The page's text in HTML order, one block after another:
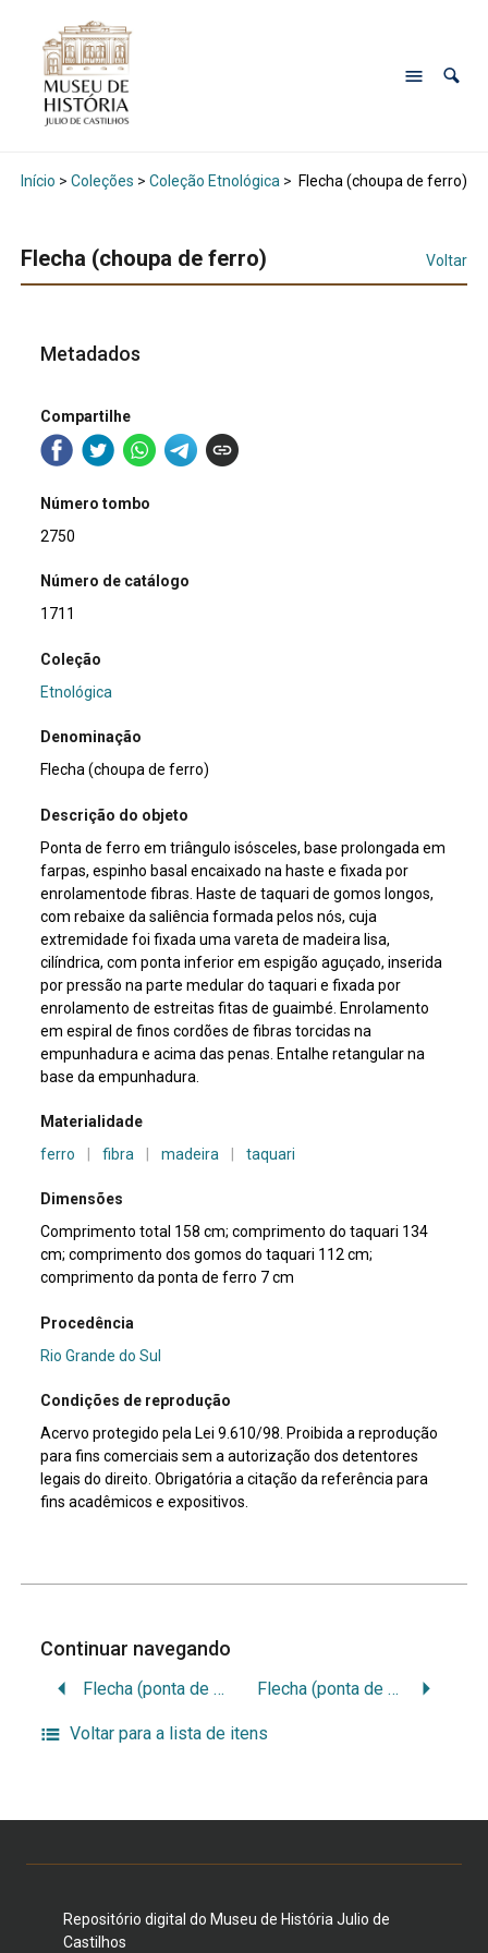
Início > Coleções > Coleção Etnológica > Flecha (choupa de ferro)
Flecha (choupa de ferro) Voltar
Metadados
Compartilhe
Número tombo
2750
Número de catálogo
1711
Coleção
Etnológica
Denominação
Flecha (choupa de ferro)
Descrição do objeto
Ponta de ferro em triângulo isósceles, base prolongada em
farpas, espinho basal encaixado na haste e fixada por
enrolamentode fibras. Haste de taquari de gomos longos,
com rebaixe da saliência formada pelos nós, cuja
extremidade foi fixada uma vareta de madeira lisa,
cilíndrica, com ponta inferior em espigão aguçado, inserida
por pressão na parte medular do taquari e fixada por
enrolamento de estreitas fitas de guaimbé. Enrolamento
em espiral de finos cordões de fibras torcidas na
empunhadura e acima das penas. Entalhe retangular na
base da empunhadura.
Materialidade
ferro
fibra madeira taquari
Dimensões
Comprimento total 158 cm; comprimento do taquari 134
cm; comprimento dos gomos do taquari 112 cm;
comprimento da ponta de ferro 7 cm
Procedência
Rio Grande do Sul
Condições de reprodução
Acervo protegido pela Lei 9.610/98. Proibida a reprodução
para fins comerciais sem a autorização dos detentores
legais do direito. Obrigatória a citação da referência para
fins acadêmicos e expositivos.
Continuar navegando
Flecha (ponta de ferro) Flecha (ponta de osso)
Voltar para a lista de itens
Repositório digital do Museu de História Julio de
Castilhos